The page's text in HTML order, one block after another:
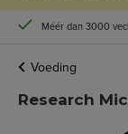
Méér dan 3000
Voeding
Research